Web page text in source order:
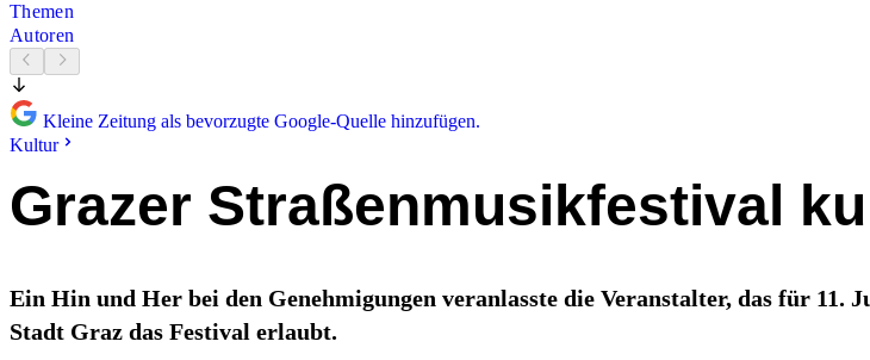
Themen
Autoren
Kleine Zeitung als bevorzugte Google-Quelle hinzufügen.
Kultur
Grazer Straßenmusikfestival
Ein Hin und Her bei den Genehmigungen veranlasste die Veranstalter, das für 11.
Stadt Graz das Festival erlaubt.